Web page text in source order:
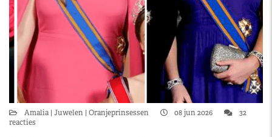
Amalia Juwelen Oranjeprinsessen 08 jun 2026
32
reacties